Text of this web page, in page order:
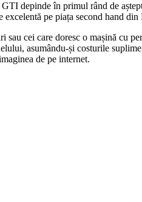
depinde în primul rând de
pe piața second hand
cei care doresc o mașină cu
asumându-și costurile
de pe internet.